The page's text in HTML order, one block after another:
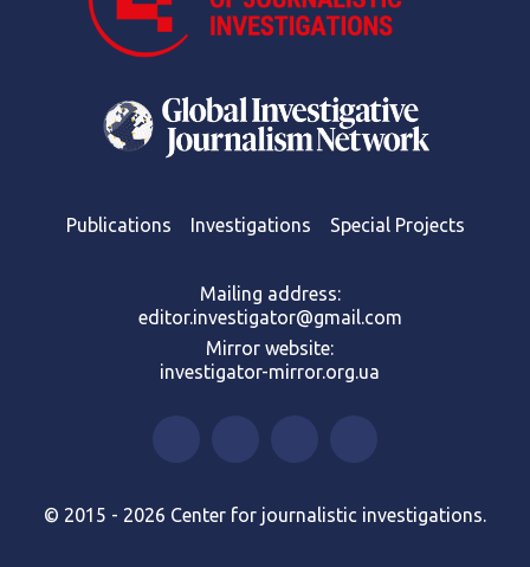
Publications Investigations Special Projects
Mailing address:
editor.investigator@gmail.com
Mirror website:
investigator-mirror.org.ua
© 2015 - 2026 Center for journalistic investigations.